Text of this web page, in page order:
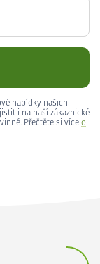
nabídky našich
i na naší zákaznické
Přečtěte si více o